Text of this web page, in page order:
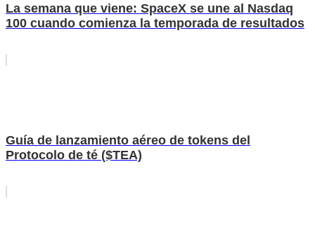
La semana que viene: SpaceX se une al Nasdaq
100 cuando comienza la temporada de resultados
Guía de lanzamiento aéreo de tokens del
Protocolo de té ($TEA)